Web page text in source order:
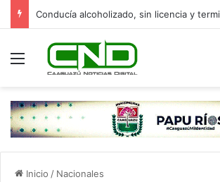
Menú
Inicio / Nacionales